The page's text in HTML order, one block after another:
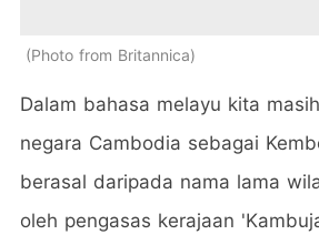
Photo from Britannica
Dalam bahasa melayu kita
negara Cambodia sebagai
berasal daripada nama lama
oleh pengasas kerajaan